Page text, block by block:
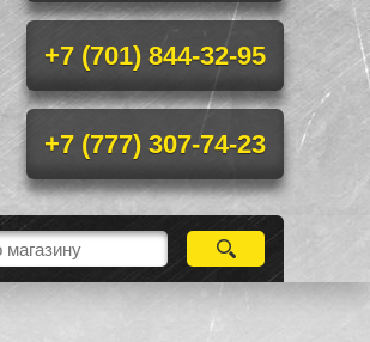
+7 (701) 844-32-95
+7 (777) 307-74-23